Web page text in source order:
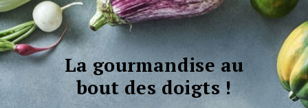
La gourmandise au
bout des doigts !